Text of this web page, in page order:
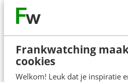
Frankwatching
cookies
Welkom! Leuk dat je inspiratie
het gebied…
Ellen de Lange-Ros· 16 jaar